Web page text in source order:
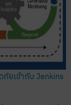
ภัยเข้ากับ Jenkins